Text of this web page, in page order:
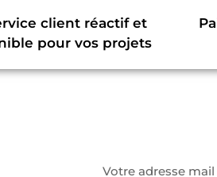
client réactif et
pour vos projets